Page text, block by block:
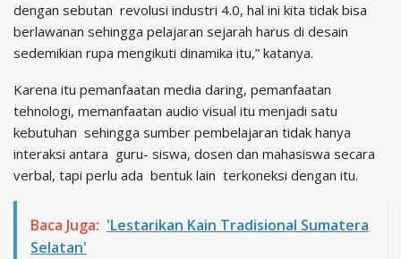
dengan sebutan revolusi industri 4.0, hal ini kita tidak bisa
berlawanan sehingga pelajaran sejarah harus di desain
sedemikian rupa mengikuti dinamika itu,” katanya.
Karena itu pemanfaatan media daring, pemanfaatan
tehnologi, memanfaatan audio visual itu menjadi satu
kebutuhan sehingga sumber pembelajaran tidak hanya
interaksi antara guru- siswa, dosen dan mahasiswa secara
verbal, tapi perlu ada bentuk lain terkoneksi dengan itu.
Baca Juga: 'Lestarikan Kain Tradisional Sumatera
Selatan'